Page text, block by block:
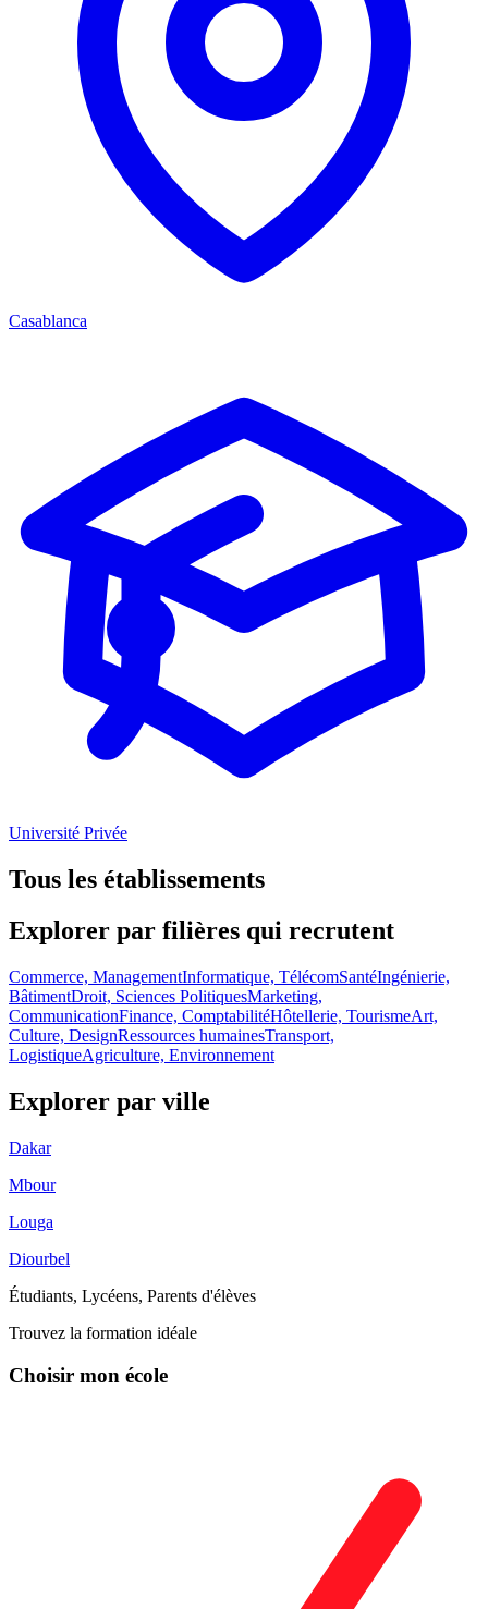
Casablanca
Université Privée
Tous les établissements
Explorer par filières qui recrutent
Commerce, ManagementInformatique, TélécomSantéIngénierie,
BâtimentDroit, Sciences PolitiquesMarketing,
CommunicationFinance, ComptabilitéHôtellerie, TourismeArt,
Culture, DesignRessources humainesTransport,
LogistiqueAgriculture, Environnement
Explorer par ville
Dakar
Mbour
Louga
Diourbel
Étudiants, Lycéens, Parents d'élèves
Trouvez la formation idéale
Choisir mon école